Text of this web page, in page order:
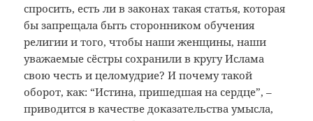
спросить, есть ли в законах такая статья, которая
бы запрещала быть сторонником обучения
религии и того, чтобы наши женщины, наши
уважаемые сёстры сохранили в кругу Ислама
свою честь и целомудрие? И почему такой
оборот, как: “Истина, пришедшая на сердце”, –
приводится в качестве доказательства умысла,